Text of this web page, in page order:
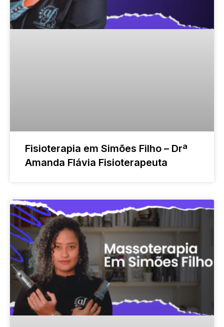
Fisioterapia em Simões Filho – Drª
Amanda Flávia Fisioterapeuta